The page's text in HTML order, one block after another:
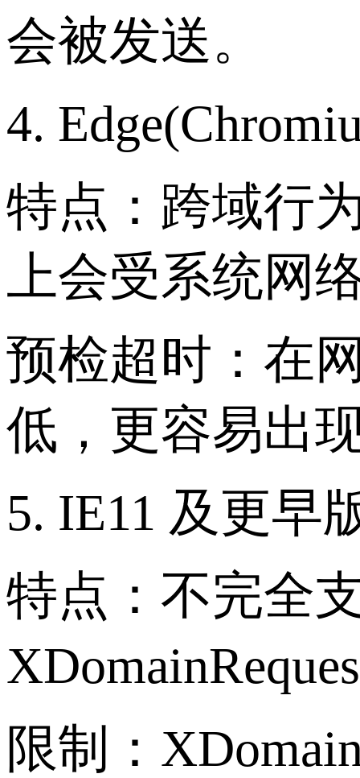
会被发送。
4.
特点：跨域行
上会受系统网
预检超时：在
低，更容易出
5. IE11 及更早
特点：不完全
限制：